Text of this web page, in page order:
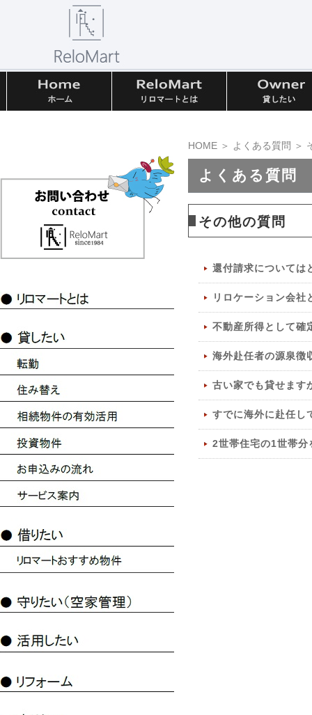
HOME ＞ よくある質問 ＞
よくある質問
その他の質問
還付請求については
リロケーション会社
不動産所得として確
海外赴任者の源泉徴
古い家でも貸せます
すでに海外に赴任し
2世帯住宅の1世帯分